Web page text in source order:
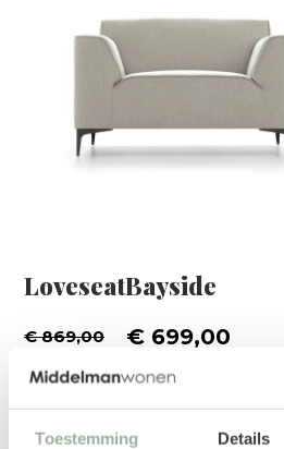
Toestemming Details
LoveseatBayside
€ 869,00 € 699,00